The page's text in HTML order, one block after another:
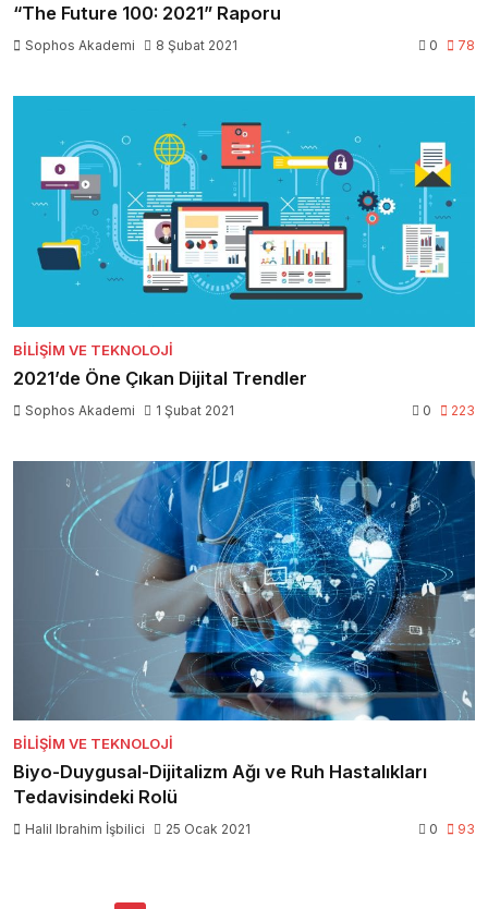
“The Future 100: 2021” Raporu
Sophos Akademi 8 Şubat 2021 0 78
BILIŞIM VE TEKNOLOJI
2021’de Öne Çıkan Dijital Trendler
Sophos Akademi 1 Şubat 2021 0 223
BILIŞIM VE TEKNOLOJI
Biyo-Duygusal-Dijitalizm Ağı ve Ruh Hastalıkları
Tedavisindeki Rolü
Halil Ibrahim İşbilici 25 Ocak 2021 0 93